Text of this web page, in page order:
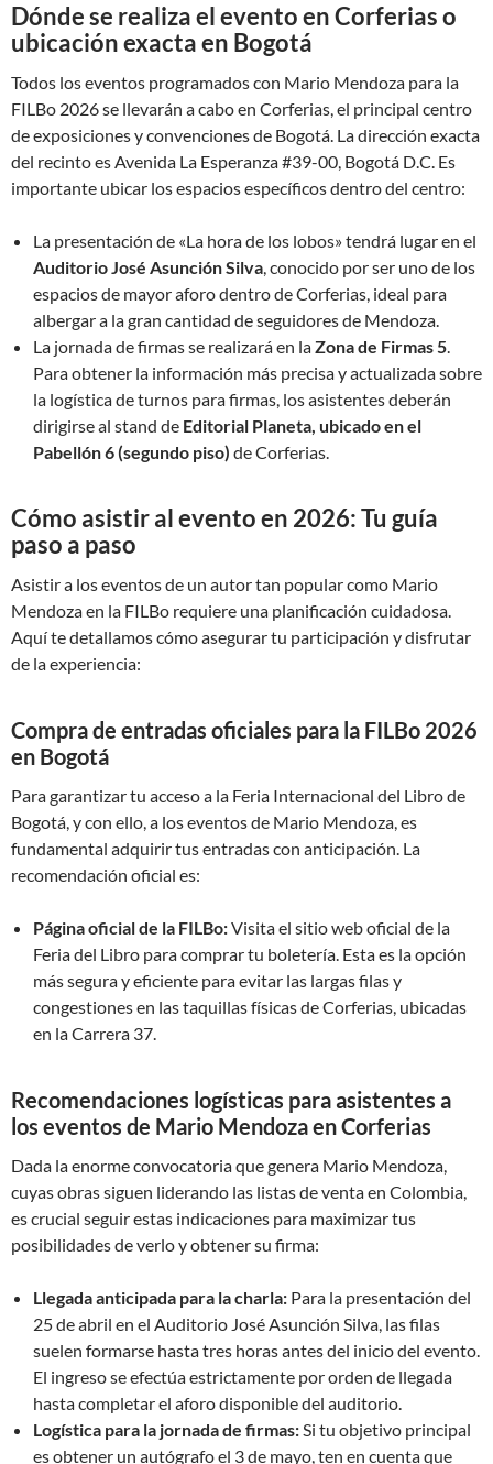
Dónde se realiza el evento en Corferias o
ubicación exacta en Bogotá
Todos los eventos programados con Mario Mendoza para la
FILBo 2026 se llevarán a cabo en Corferias, el principal centro
de exposiciones y convenciones de Bogotá. La dirección exacta
del recinto es Avenida La Esperanza #39-00, Bogotá D.C. Es
importante ubicar los espacios específicos dentro del centro:
La presentación de «La hora de los lobos» tendrá lugar en el
Auditorio José Asunción Silva, conocido por ser uno de los
espacios de mayor aforo dentro de Corferias, ideal para
albergar a la gran cantidad de seguidores de Mendoza.
La jornada de firmas se realizará en laZona de Firmas 5.
Para obtener la información más precisa y actualizada sobre
la logística de turnos para firmas, los asistentes deberán
dirigirse al stand de Editorial Planeta, ubicado en el
Pabellón 6 (segundo piso) de Corferias.
Cómo asistir al evento en 2026: Tu guía
paso a paso
Asistir a los eventos de un autor tan popular como Mario
Mendoza en la FILBo requiere una planificación cuidadosa.
Aquí te detallamos cómo asegurar tu participación y disfrutar
de la experiencia:
Compra de entradas oficiales para la FILBo 2026
en Bogotá
Para garantizar tu acceso a la Feria Internacional del Libro de
Bogotá, y con ello, a los eventos de Mario Mendoza, es
fundamental adquirir tus entradas con anticipación. La
recomendación oficial es:
Página oficial de la FILBo:Visita el sitio web oficial de la
Feria del Libro para comprar tu boletería. Esta es la opción
más segura y eficiente para evitar las largas filas y
congestiones en las taquillas físicas de Corferias, ubicadas
en la Carrera 37.
Recomendaciones logísticas para asistentes a
los eventos de Mario Mendoza en Corferias
Dada la enorme convocatoria que genera Mario Mendoza,
cuyas obras siguen liderando las listas de venta en Colombia,
es crucial seguir estas indicaciones para maximizar tus
posibilidades de verlo y obtener su firma:
Llegada anticipada para la charla: Para la presentación del
25 de abril en el Auditorio José Asunción Silva, las filas
suelen formarse hasta tres horas antes del inicio del evento.
El ingreso se efectúa estrictamente por orden de llegada
hasta completar el aforo disponible del auditorio.
Logística para la jornada de firmas:Si tu objetivo principal
es obtener un autógrafo el 3 de mayo, ten en cuenta que